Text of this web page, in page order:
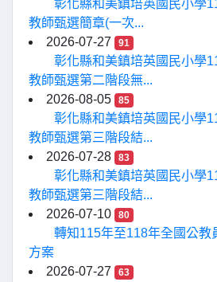
彰化縣和美鎮培英國民小學
教師甄選簡章(一次...
2026-07-27
91
彰化縣和美鎮培英國民小學
教師甄選第二階段無...
2026-08-05
85
彰化縣和美鎮培英國民小學
教師甄選第三階段結...
2026-07-28
83
彰化縣和美鎮培英國民小學
教師甄選第三階段結...
2026-07-10
80
轉知115年至118年全國公教
方案
2026-07-27
63